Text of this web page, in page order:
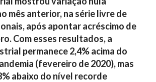
mês anterior, na série livre de
após apontar acréscimo de
Com esses resultados, a
permanece 2,4% acima do
(fevereiro de 2020), mas
abaixo do nível recorde